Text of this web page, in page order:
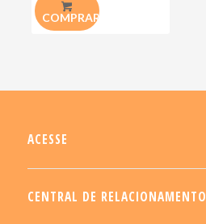
COMPRAR
ACESSE
CENTRAL DE RELACIONAMENTO